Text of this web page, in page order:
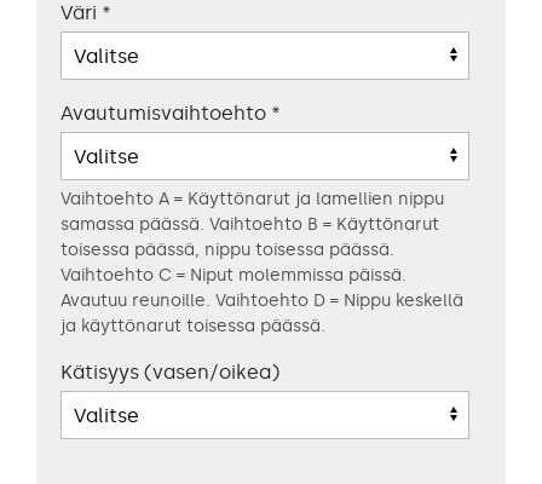
Väri *
Avautumisvaihtoehto *
Vaihtoehto A = Käyttönarut ja lamellien nippu
samassa päässä. Vaihtoehto B = Käyttönarut
toisessa päässä, nippu toisessa päässä.
Vaihtoehto C = Niput molemmissa päissä.
Avautuu reunoille. Vaihtoehto D = Nippu keskellä
ja käyttönarut toisessa päässä.
Kätisyys (vasen/oikea)